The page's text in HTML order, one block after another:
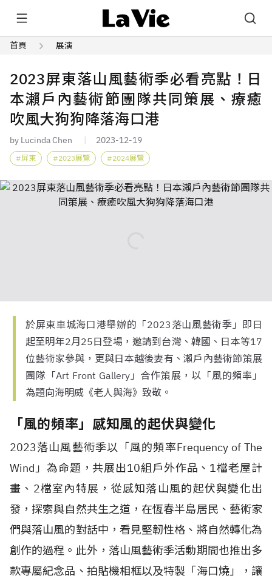
首頁 展演
2023屏東落山風藝術季必看亮點！日
本瀨戶內藝術節團隊共同策展、療癒
吹風大狗狗降落海口港
by Lucinda Chen 2023-12-19
屏東 2023展覽 2024展覽
於屏東車城海口港舉辦的「2023落山風藝術季」即日
起至明年2月25日登場，邀請到台灣、韓國、日本等17
位藝術家參與，更與日本越後妻有、瀨戶內藝術節策展
團隊「Art Front Gallery」合作策展，以「風的頻率」
為題向海明威《老人與海》致敬。
「風的頻率」感知風的起伏與變化
2023落山風藝術季以「風的頻率Frequency of The
Wind」為命題，共展出10組戶外作品、1檔老屋計
畫、2檔室內特展，從感知落山風的起伏與變化出
發，探索與自然共生之道，在恆春半島居民、藝術家
們與落山風的對話中，看見堅韌性格、將自然轉化為
創作的過程。此外，落山風藝術季活動期間也推出多
款專屬紀念品、拍貼機相框以及特製「海口燒」，讓